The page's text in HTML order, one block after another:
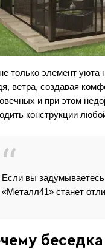
только элемент уюта
ветра, создавая
и при этом
конструкции
Если вы
«Металл41» станет